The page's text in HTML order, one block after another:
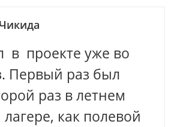
в проекте уже во
Первый раз был
раз в летнем
как полевой